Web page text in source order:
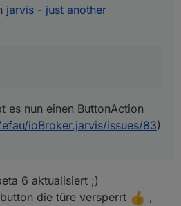
Zefau/ioBroker.jarvis/issues/83
jarvis - just another
es nun einen ButtonAction
ioBroker.jarvis/issues/83)
6 aktualisiert ;)
die türe versperrt
,